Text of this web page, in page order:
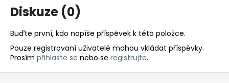
Diskuze (0)
Buďte první, kdo napíše příspěvek k této položce.
Pouze registrovaní uživatelé mohou vkládat příspěvky.
Prosím přihlaste se nebo se registrujte.
Z